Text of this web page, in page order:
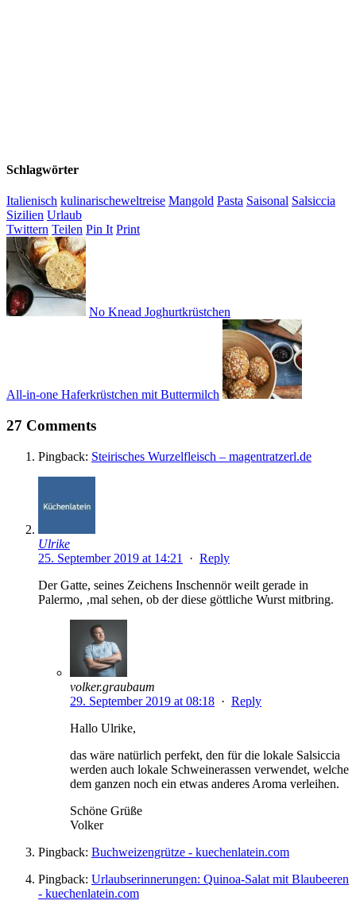
Schlagwörter
Italienisch kulinarischeweltreise Mangold Pasta Saisonal Salsiccia
Sizilien Urlaub
Twittern Teilen Pin It Print
No Knead Joghurtkrüstchen
All-in-one Haferkrüstchen mit Buttermilch
27 Comments
Pingback: Steirisches Wurzelfleisch – magentratzerl.de
Ulrike
25. September 2019 at 14:21
· Reply
Der Gatte, seines Zeichens Inschennör weilt gerade in
Palermo, ‚mal sehen, ob der diese göttliche Wurst mitbring.
volker.graubaum
29. September 2019 at 08:18 · Reply
Hallo Ulrike,
das wäre natürlich perfekt, den für die lokale Salsiccia
werden auch lokale Schweinerassen verwendet, welche
dem ganzen noch ein etwas anderes Aroma verleihen.
Schöne Grüße
Volker
Pingback: Buchweizengrütze - kuechenlatein.com
Pingback: Urlaubserinnerungen: Quinoa-Salat mit Blaubeeren
- kuechenlatein.com